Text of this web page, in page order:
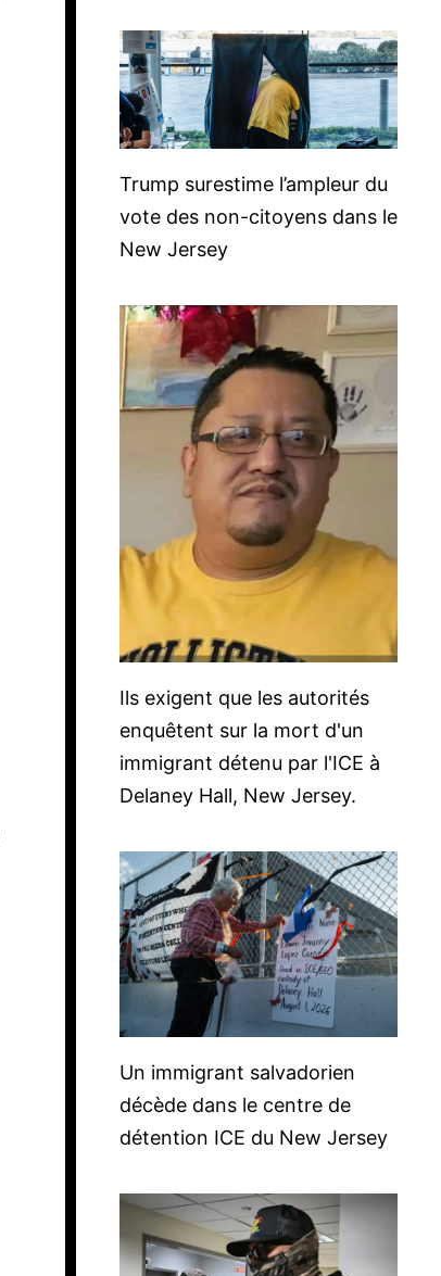
Trump surestime l’ampleur du
vote des non-citoyens dans le
New Jersey
Ils exigent que les autorités
enquêtent sur la mort d'un
immigrant détenu par l'ICE à
Delaney Hall, New Jersey.
Un immigrant salvadorien
décède dans le centre de
détention ICE du New Jersey